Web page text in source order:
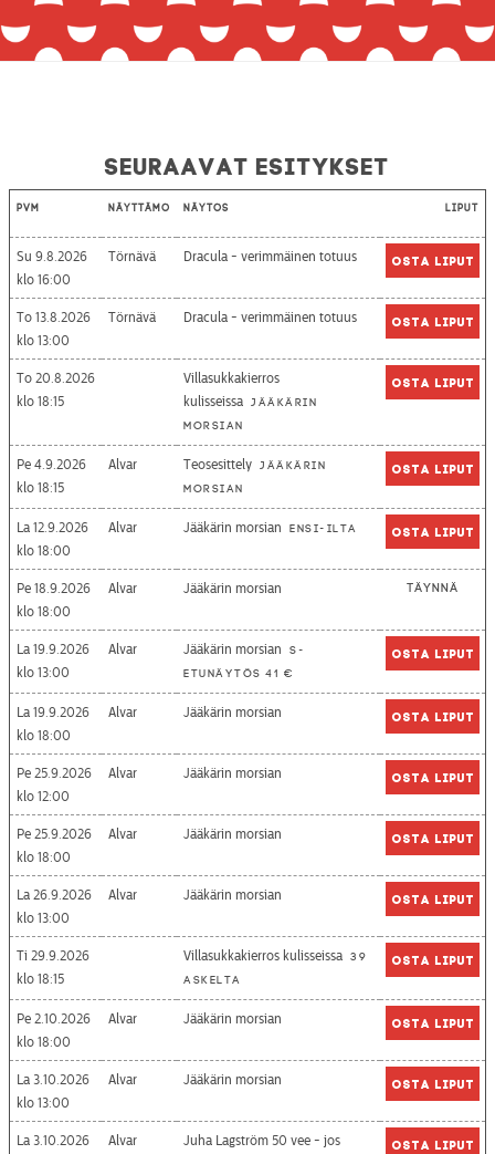
Seuraavat esitykset
Pvm Näyttämö Näytös Liput
Su 9.8.2026
16:00
Törnävä Dracula - verimmäinen totuus Osta liput
To 13.8.2026
13:00
Törnävä Dracula - verimmäinen totuus Osta liput
To 20.8.2026
18:15
Villasukkakierros
kulisseissa Jääkärin
morsian
Osta liput
Pe 4.9.2026
18:15
Alvar Teosesittely Jääkärin
morsian
Osta liput
La 12.9.2026
18:00
Alvar Jääkärin morsian Ensi-ilta Osta liput
Pe 18.9.2026
18:00
Alvar Jääkärin morsian Täynnä
La 19.9.2026
13:00
Alvar Jääkärin morsian
S-
etunäytös 41 €
Osta liput
La 19.9.2026
18:00
Alvar Jääkärin morsian Osta liput
Pe 25.9.2026
12:00
Alvar Jääkärin morsian Osta liput
Pe 25.9.2026
18:00
Alvar Jääkärin morsian Osta liput
La 26.9.2026
13:00
Alvar Jääkärin morsian Osta liput
Ti 29.9.2026
18:15
Villasukkakierros kulisseissa 39
askelta
Osta liput
Pe 2.10.2026
18:00
Alvar Jääkärin morsian Osta liput
La 3.10.2026
13:00
Alvar Jääkärin morsian Osta liput
La 3.10.2026
Alvar
Juha Lagström 50 vee - jos
Osta liput